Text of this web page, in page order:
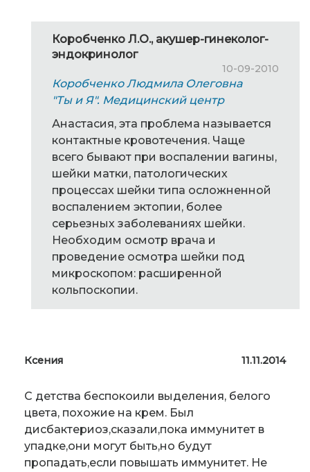
Коробченко Л.О., акушер-гинеколог-
эндокринолог
10-09-2010
Коробченко Людмила Олеговна
"Ты и Я". Медицинский центр
Анастасия, эта проблема называется
контактные кровотечения. Чаще
всего бывают при воспалении вагины,
шейки матки, патологических
процессах шейки типа осложненной
воспалением эктопии, более
серьезных заболеваниях шейки.
Необходим осмотр врача и
проведение осмотра шейки под
микроскопом: расширенной
кольпоскопии.
Ксения 11.11.2014
С детства беспокоили выделения, белого
цвета, похожие на крем. Был
дисбактериоз,сказали,пока иммунитет в
упадке,они могут быть,но будут
пропадать,если повышать иммунитет. Не